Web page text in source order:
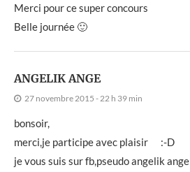
Merci pour ce super concours
Belle journée 🙂
ANGELIK ANGE
27 novembre 2015 - 22 h 39 min
bonsoir,
merci,je participe avec plaisir :-D
je vous suis sur fb,pseudo angelik ange